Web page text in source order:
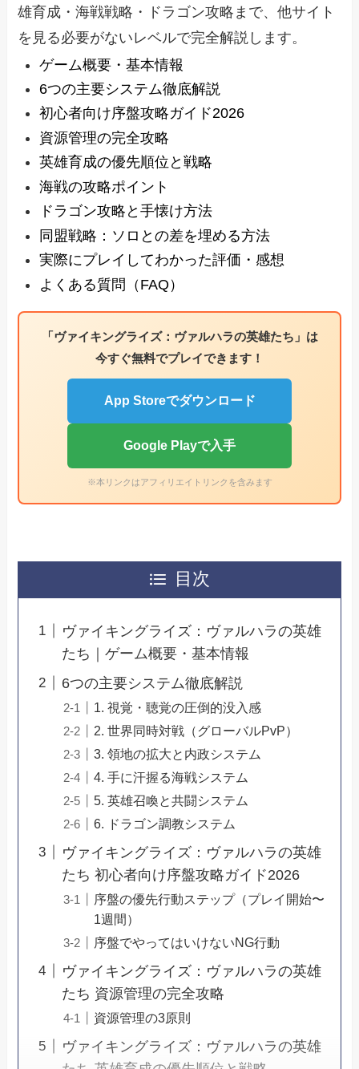
雄育成・海戦戦略・ドラゴン攻略まで、他サイト
を見る必要がないレベルで完全解説します。
ゲーム概要・基本情報
6つの主要システム徹底解説
初心者向け序盤攻略ガイド2026
資源管理の完全攻略
英雄育成の優先順位と戦略
海戦の攻略ポイント
ドラゴン攻略と手懐け方法
同盟戦略：ソロとの差を埋める方法
実際にプレイしてわかった評価・感想
よくある質問（FAQ）
「ヴァイキングライズ：ヴァルハラの英雄たち」は
今すぐ無料でプレイできます！
App Storeでダウンロード
Google Playで入手
※本リンクはアフィリエイトリンクを含みます
目次
ヴァイキングライズ：ヴァルハラの英雄
たち｜ゲーム概要・基本情報
6つの主要システム徹底解説
1. 視覚・聴覚の圧倒的没入感
2. 世界同時対戦（グローバルPvP）
3. 領地の拡大と内政システム
4. 手に汗握る海戦システム
5. 英雄召喚と共闘システム
6. ドラゴン調教システム
ヴァイキングライズ：ヴァルハラの英雄
たち 初心者向け序盤攻略ガイド2026
序盤の優先行動ステップ（プレイ開始〜
1週間）
序盤でやってはいけないNG行動
ヴァイキングライズ：ヴァルハラの英雄
たち 資源管理の完全攻略
資源管理の3原則
ヴァイキングライズ：ヴァルハラの英雄